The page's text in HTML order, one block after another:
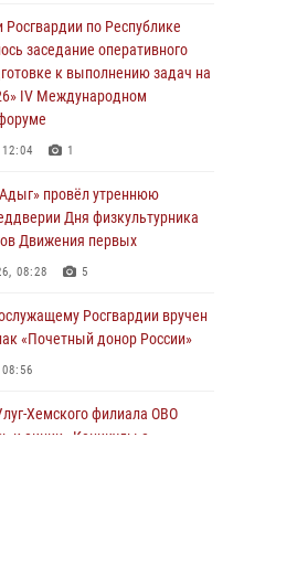
охраны
в акции «Каникулы с
в Туве
задержаний Росгвардии
года
забега
Росгвардии по Республике
заседание оперативного
к выполнению задач на
IV Международном
1
провёл утреннюю
Дня физкультурника
Движения первых
08:28 5
Росгвардии вручен
«Почетный донор России»
Хемского филиала ОВО
к акции «Каникулы с